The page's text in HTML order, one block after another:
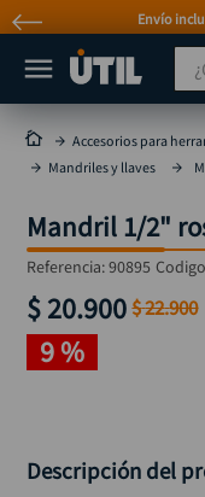
Envío
Accesorios para
Mandriles y llaves
Mandril 1/2"
Referencia:90895
$20.900 $22.900
9 %
Descripción del
MÁS
taladro
taladros pulidoras
compresor
broca
sierra circular
mototool